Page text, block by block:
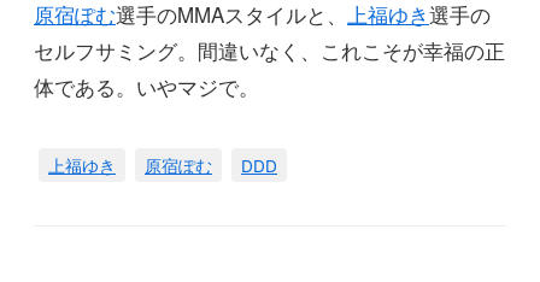
原宿ぽむ選手のMMAスタイルと、 上福ゆき選手の
セルフサミング。間違いなく、これこそが幸福の正
体である。いやマジで。
上福ゆき 原宿ぽむ DDD